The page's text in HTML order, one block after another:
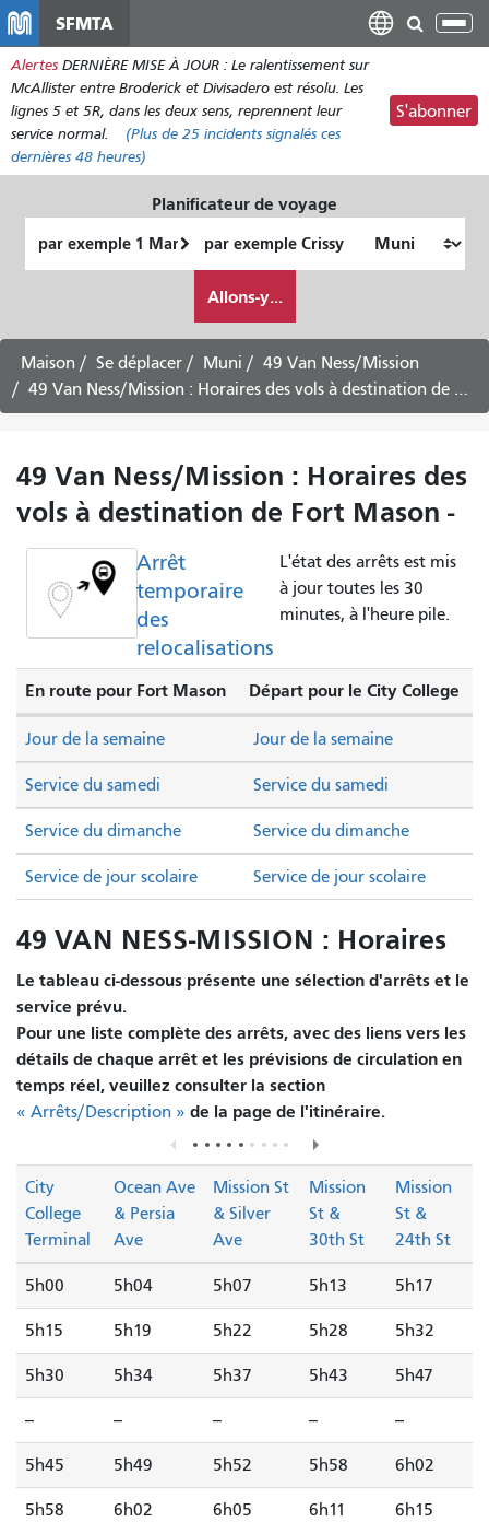
contenu
principal
SFMTA
Alertes DERNIÈRE MISE À JOUR : Le ralentissement sur
McAllister entre Broderick et Divisadero est résolu. Les
lignes 5 et 5R, dans les deux sens, reprennent leur
service normal.
(Plus de 25 incidents signalés ces
dernières 48 heures)
S'abonner
Planificateur de voyage
de
final
je
veux
voyager
Allons-y...
Maison Se déplacer Muni
49 Van Ness/Mission
49 Van Ness/Mission : Horaires des vols à destination de Fort Mason -
49 Van Ness/Mission : Horaires des
vols à destination de Fort Mason -
Arrêt
temporaire
des
relocalisations
L'état des arrêts est mis
à jour toutes les 30
minutes, à l'heure pile.
En route pour Fort Mason Départ pour le City College
Service du samedi Service du samedi
Service du dimanche Service du dimanche
Jour de la semaine Jour de la semaine
Service de jour scolaire Service de jour scolaire
49 VAN NESS-MISSION : Horaires
Le tableau ci-dessous présente une sélection d'arrêts et le
service prévu.
Pour une liste complète des arrêts, avec des liens vers les
détails de chaque arrêt et les prévisions de circulation en
temps réel, veuillez consulter la section
« Arrêts/Description » de la page de l'itinéraire.
City
College
Terminal
Ocean Ave
& Persia
Ave
Mission St
& Silver
Ave
Mission
St &
30th St
Mission
St &
24th St
5h00 5h04 5h07 5h13 5h17
5h15 5h19 5h22 5h28 5h32
5h30 5h34 5h37 5h43 5h47
-- -- -- -- --
5h45 5h49 5h52 5h58 6h02
5h58 6h02 6h05 6h11 6h15